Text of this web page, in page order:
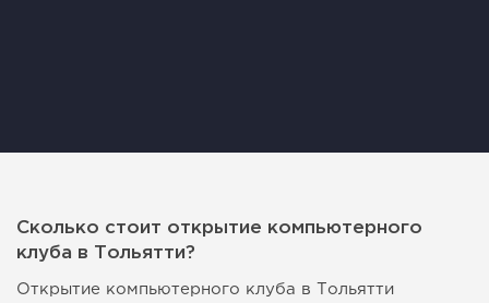
Сколько стоит открытие компьютерного
клуба в Тольятти?
Открытие компьютерного клуба в Тольятти